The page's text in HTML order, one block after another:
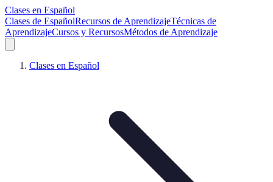
Clases en Español
Clases de EspañolRecursos de AprendizajeTécnicas de
AprendizajeCursos y RecursosMétodos de Aprendizaje
Clases en Español